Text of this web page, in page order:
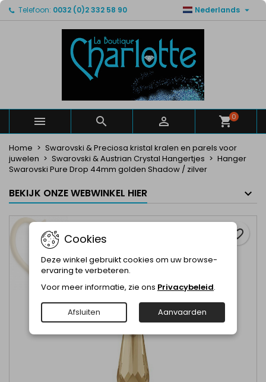
Telefoon: 0032 (0)2 332 58 90 Nederlands 
   0
Home
Swarovski & Preciosa kristal kralen en parels voor
juwelen
Swarovski & Austrian Crystal Hangertjes
Hanger
Swarovski Pure Drop 44mm golden Shadow / zilver
BEKIJK ONZE WEBWINKEL HIER
favorite_border
Mijn verlanglijsten ×
Maak een lijst
Maak een verlanglijst ×
Verlanglijst naam
Annuleren Maak een verlanglijst
Inloggen ×
U moet ingelogd zijn om producten in uw verlanglijst
Annuleren Inloggen
Cookies
Deze winkel gebruikt cookies om uw browse-
ervaring te verbeteren.
Voor meer informatie, zie ons Privacybeleid.
Afsluiten Aanvaarden